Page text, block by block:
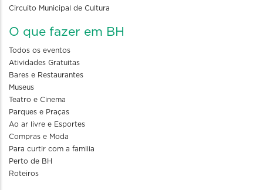
Circuito Municipal de Cultura
O que fazer em BH
Todos os eventos
Atividades Gratuitas
Bares e Restaurantes
Museus
Teatro e Cinema
Parques e Praças
Ao ar livre e Esportes
Compras e Moda
Para curtir com a familia
Perto de BH
Roteiros